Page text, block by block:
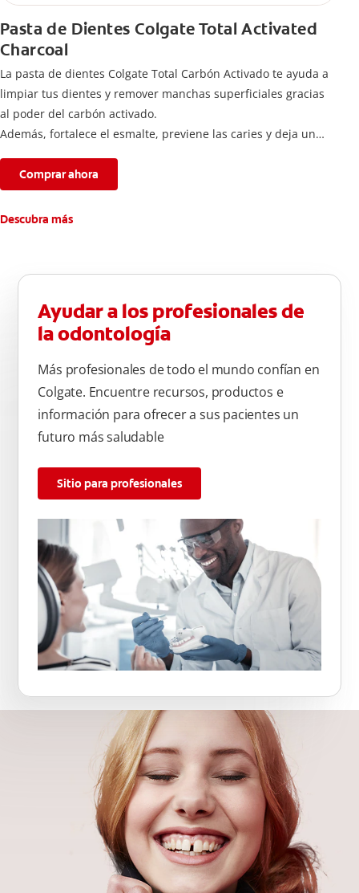
Pasta de Dientes Colgate Total Activated
Charcoal
La pasta de dientes Colgate Total Carbón Activado te ayuda a
limpiar tus dientes y remover manchas superficiales gracias
al poder del carbón activado.
Además, fortalece el esmalte, previene las caries y deja un
Comprar ahora
Descubra más
Ayudar a los profesionales de
la odontología
Más profesionales de todo el mundo confían en
Colgate. Encuentre recursos, productos e
información para ofrecer a sus pacientes un
futuro más saludable
Sitio para profesionales